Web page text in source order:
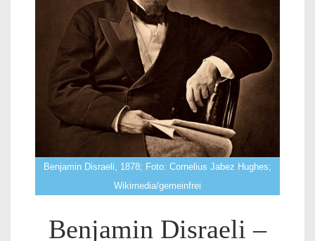
Benjamin Disraeli, 1878; Foto: Cornelius Jabez Hughes;
Wikimedia/gemeinfrei
Benjamin Disraeli –